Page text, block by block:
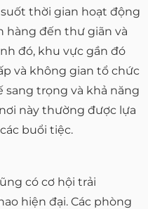
thời gian hoạt động
hàng đến thư giãn và
đó, khu vực gần đó
và không gian tổ chức
sang trọng và khả năng
này thường được lựa
buổi tiệc.
có cơ hội trải
hiện đại. Các phòng